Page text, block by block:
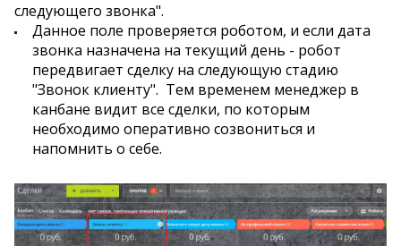
следующего звонка".
Данное поле проверяется роботом, и если дата
звонка назначена на текущий день - робот
передвигает сделку на следующую стадию
"Звонок клиенту". Тем временем менеджер в
канбане видит все сделки, по которым
необходимо оперативно созвониться и
напомнить о себе.